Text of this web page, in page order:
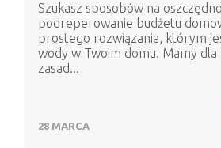
Szukasz sposobów na
podreperowanie budżetu
prostego rozwiązania, którym
wody w Twoim domu. Mamy dla
zasad...
28 MARCA